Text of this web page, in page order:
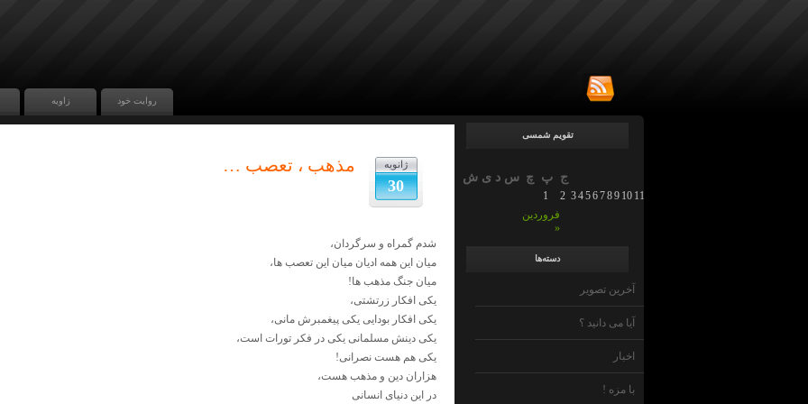
زاویه روایت خود
تقویم شمسی
ش ی د س چ پ ج
فروردین
»
1 2 3456789 10 11
دسته‌ها
آخرین تصویر
آیا می دانید ؟
اخبار
با مزه !
ژانویه
30
مذهب ، تعصب …
شدم گمراه و سرگردان،
میان این همه ادیان میان این تعصب ها،
میان جنگ مذهب ها!
یکی افکار زرتشتی،
یکی افکار بودایی یکی پیغمبرش مانی،
یکی دینش مسلمانی یکی در فکر تورات است،
یکی هم هست نصرانی!
هزاران دین و مذهب هست،
در این دنیای انسانی